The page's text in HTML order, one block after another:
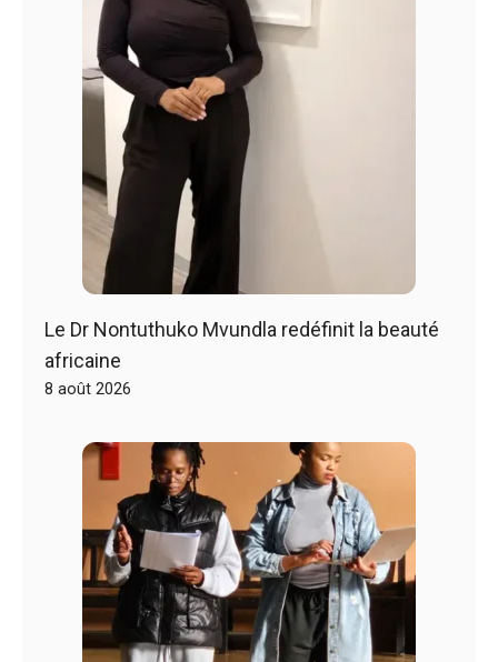
Le Dr Nontuthuko Mvundla redéfinit la beauté
africaine
8 août 2026